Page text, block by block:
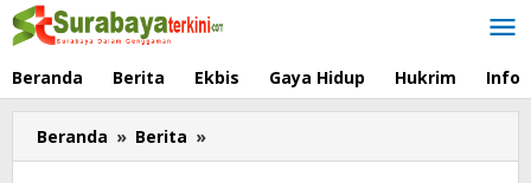
Lewati
ke
Beranda Berita Ekbis Gaya Hidup Hukrim Info
Beranda » Berita »
JATIM